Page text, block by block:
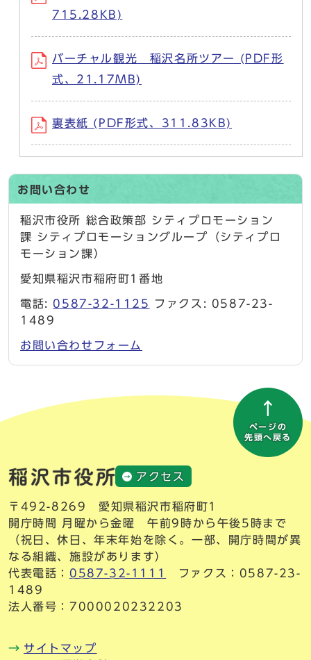
715.28KB)
バーチャル観光 稲沢名所ツアー (PDF形
式、21.17MB)
裏表紙 (PDF形式、311.83KB)
お問い合わせ
稲沢市役所 総合政策部 シティプロモーション
課 シティプロモーショングループ（シティプロ
モーション課）
愛知県稲沢市稲府町1番地
電話: 0587-32-1125
ファクス: 0587-23-
1489
お問い合わせフォーム
ページの
先頭へ戻る
アクセス
〒492-8269 愛知県稲沢市稲府町1
開庁時間 月曜から金曜 午前9時から午後5時まで
（祝日、休日、年末年始を除く。一部、開庁時間が異
なる組織、施設があります）
代表電話： 0587-32-1111
ファクス：0587-23-
1489
法人番号：7000020232203
サイトマップ